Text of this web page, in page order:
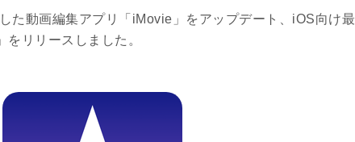
た動画編集アプリ「iMovie」をアップデート、iOS向け最
」をリリースしました。